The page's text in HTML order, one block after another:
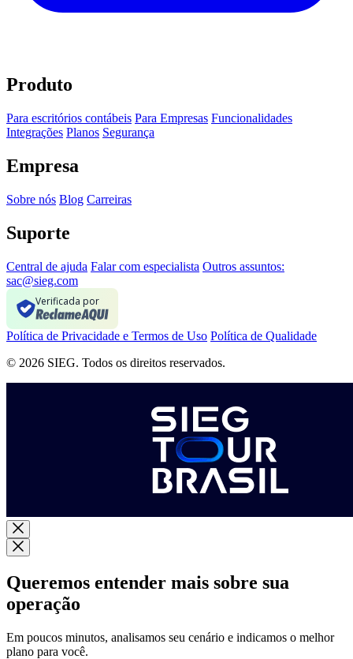
Produto
Para escritórios contábeis Para Empresas Funcionalidades
Integrações Planos Segurança
Empresa
Sobre nós Blog Carreiras
Suporte
Central de ajuda Falar com especialista Outros assuntos:
sac@sieg.com
Verificada por
Política de Privacidade e Termos de Uso Política de Qualidade
© 2026 SIEG. Todos os direitos reservados.
Queremos entender mais sobre sua
operação
Em poucos minutos, analisamos seu cenário e indicamos o melhor
plano para você.